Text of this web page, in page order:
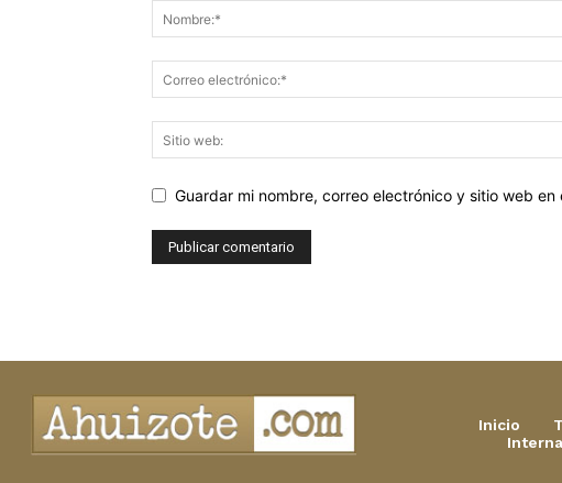
Guardar mi nombre, correo electrónico y sitio web
Inicio